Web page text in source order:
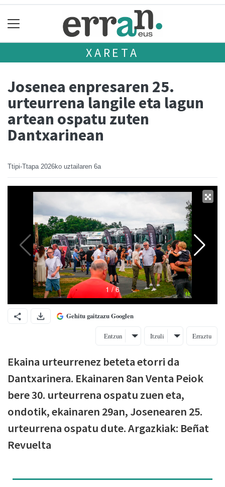
XARETA
Josenea enpresaren 25.
urteurrena langile eta lagun
artean ospatu zuten
Dantxarinean
Ttipi-Ttapa 2026ko uztailaren 6a
Gehitu gaitzazu Googlen
Entzun Itzuli Erraztu
Ekaina urteurrenez beteta etorri da
Dantxarinera. Ekainaren 8an Venta Peiok
bere 30. urteurrena ospatu zuen eta,
ondotik, ekainaren 29an, Josenearen 25.
urteurrena ospatu dute. Argazkiak: Beñat
Revuelta